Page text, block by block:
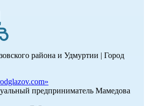
района и Удмуртии | Город
»
предприниматель Мамедова